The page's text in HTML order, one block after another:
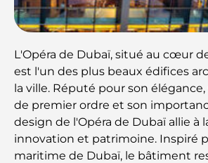
L'Opéra de Dubaï, situé au cœur
est l'un des plus beaux édifices
la ville. Réputé pour son
de premier ordre et son
design de l'Opéra de Dubaï allie à
innovation et patrimoine. Inspiré
maritime de Dubaï, le bâtiment